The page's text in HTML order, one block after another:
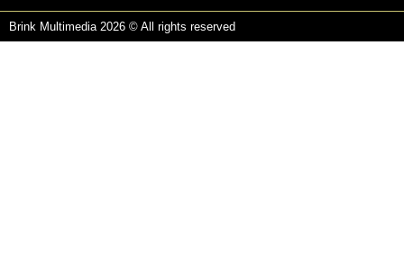
Brink Multimedia 2026 © All rights reserved